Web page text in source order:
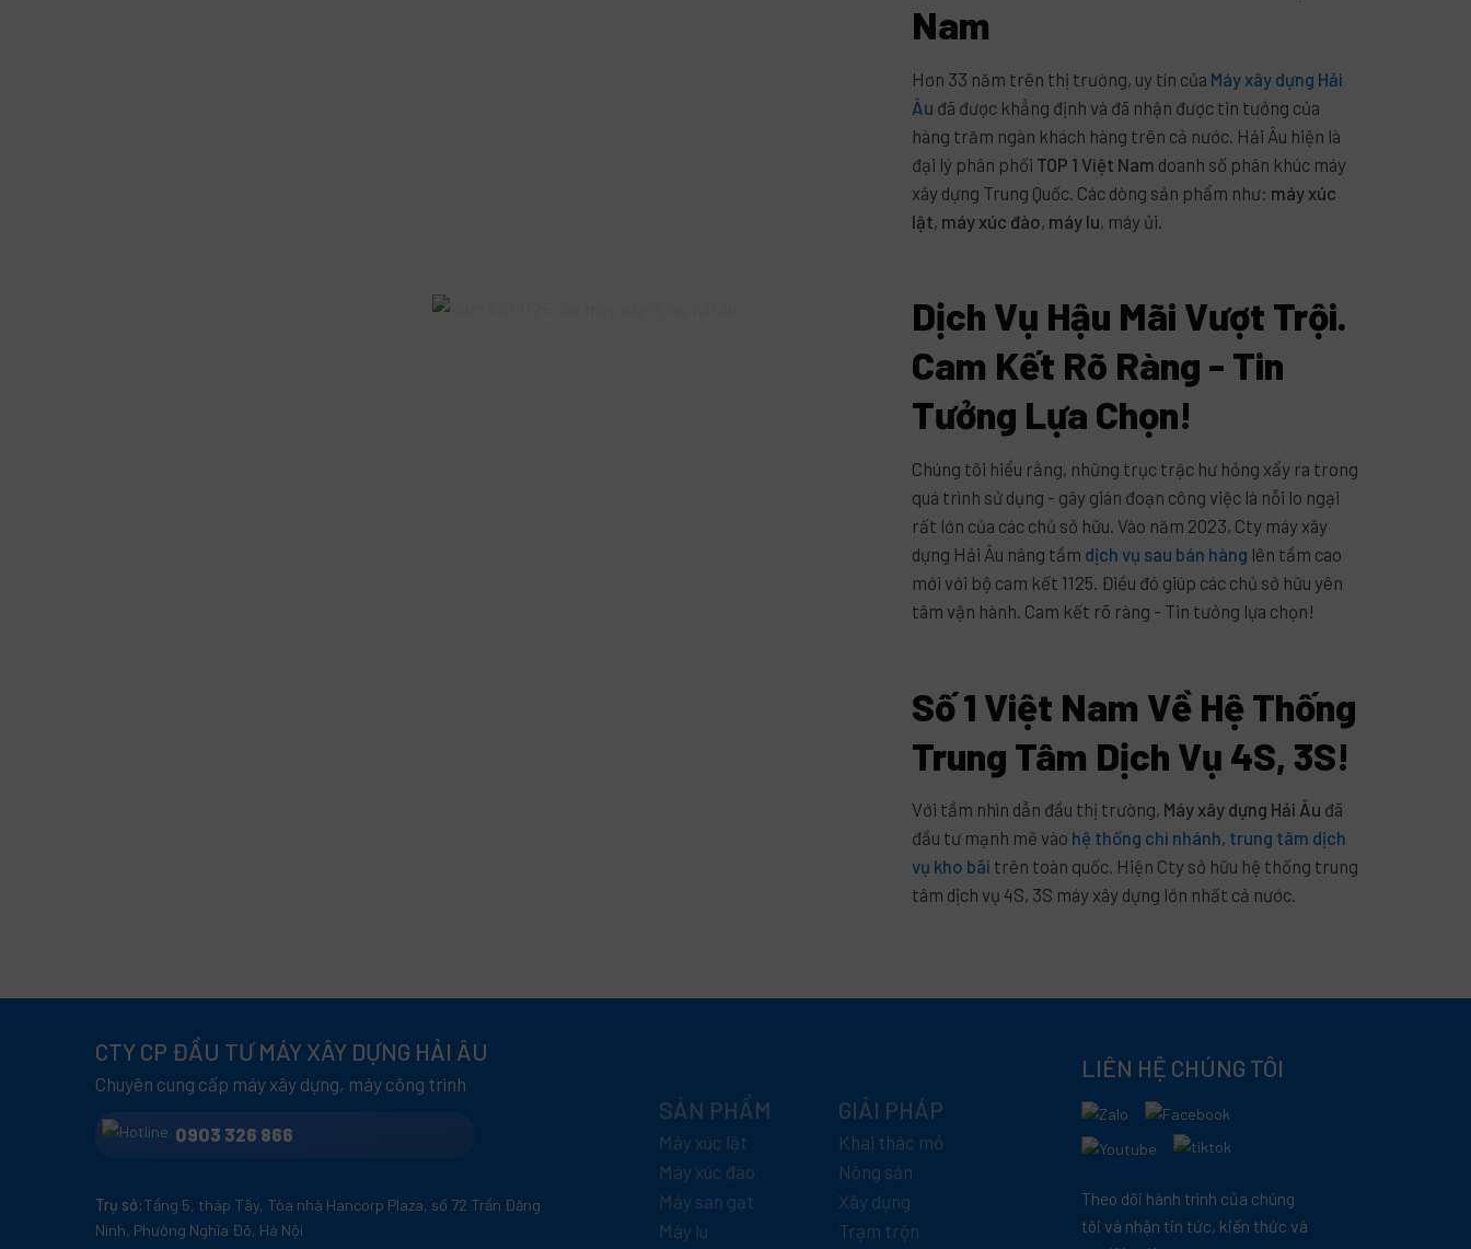
Nam
Hơn 33 năm trên thị trường, uy tín của Máy xây dựng Hải
Âu đã được khẳng định và đã nhận được tin tưởng của
hàng trăm ngàn khách hàng trên cả nước. Hải Âu hiện là
đại lý phân phối TOP 1 Việt Nam doanh số phân khúc máy
xây dựng Trung Quốc. Các dòng sản phẩm như: máy xúc
lật, máy xúc đào, máy lu, máy ủi.
Dịch Vụ Hậu Mãi Vượt Trội.
Cam Kết Rõ Ràng - Tin
Tưởng Lựa Chọn!
Chúng tôi hiểu rằng, những trục trặc hư hỏng xẩy ra trong
quá trình sử dụng - gây gián đoạn công việc là nỗi lo ngại
rất lớn của các chủ sở hữu. Vào năm 2023, Cty máy xây
dựng Hải Âu nâng tầm dịch vụ sau bán hàng lên tầm cao
mới với bộ cam kết 1125. Điều đó giúp các chủ sở hữu yên
tâm vận hành. Cam kết rõ ràng - Tin tưởng lựa chọn!
Số 1 Việt Nam Về Hệ Thống
Trung Tâm Dịch Vụ 4S, 3S!
Với tầm nhìn dẫn đầu thị trường, Máy xây dựng Hải Âu đã
đầu tư mạnh mẽ vào hệ thống chi nhánh, trung tâm dịch
vụ kho bãi trên toàn quốc. Hiện Cty sở hữu hệ thống trung
tâm dịch vụ 4S, 3S máy xây dựng lớn nhất cả nước.
CTY CP ĐẦU TƯ MÁY XÂY DỰNG HẢI ÂU
Chuyên cung cấp máy xây dựng, máy công trình
0903 326 866
Trụ sở:Tầng 5, tháp Tây, Tòa nhà Hancorp Plaza, số 72 Trần Đăng
Ninh, Phường Nghĩa Đô, Hà Nội
SẢN PHẨM
Máy xúc lật
Máy xúc đào
Máy san gạt
Máy lu
GIẢI PHÁP
Khai thác mỏ
Nông sản
Xây dựng
Trạm trộn
LIÊN HỆ CHÚNG TÔI
Theo dõi hành trình của chúng
tôi và nhận tin tức, kiến thức và